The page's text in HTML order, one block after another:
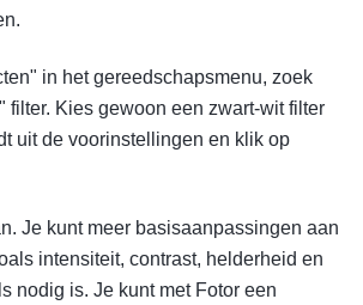
in het gereedschapsmenu, zoek
filter. Kies gewoon een zwart-wit filter
uit de voorinstellingen en klik op
Je kunt meer basisaanpassingen aan
intensiteit, contrast, helderheid en
nodig is. Je kunt met Fotor een